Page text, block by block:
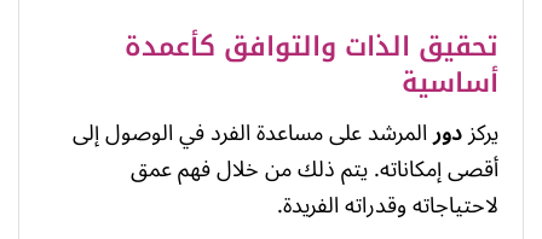
تحقيق الذات والتوافق كأعمدة
أساسية
يركزدورالمرشد على مساعدة الفرد في الوصول إلى
أقصى إمكاناته. يتم ذلك من خلال فهم عمق
لاحتياجاته وقدراته الفريدة.